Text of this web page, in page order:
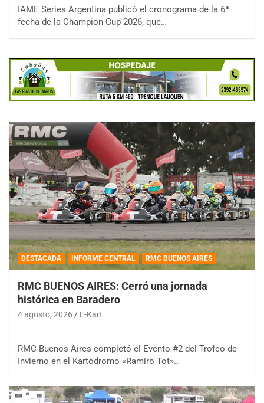
IAME Series Argentina publicó el cronograma de la 6ª
fecha de la Champion Cup 2026, que…
DESTACADA INFORME CENTRAL RMC BUENOS AIRES
RMC BUENOS AIRES: Cerró una jornada
histórica en Baradero
4 agosto, 2026 E-Kart
RMC Buenos Aires completó el Evento #2 del Trofeo de
Invierno en el Kartódromo «Ramiro Tot»…